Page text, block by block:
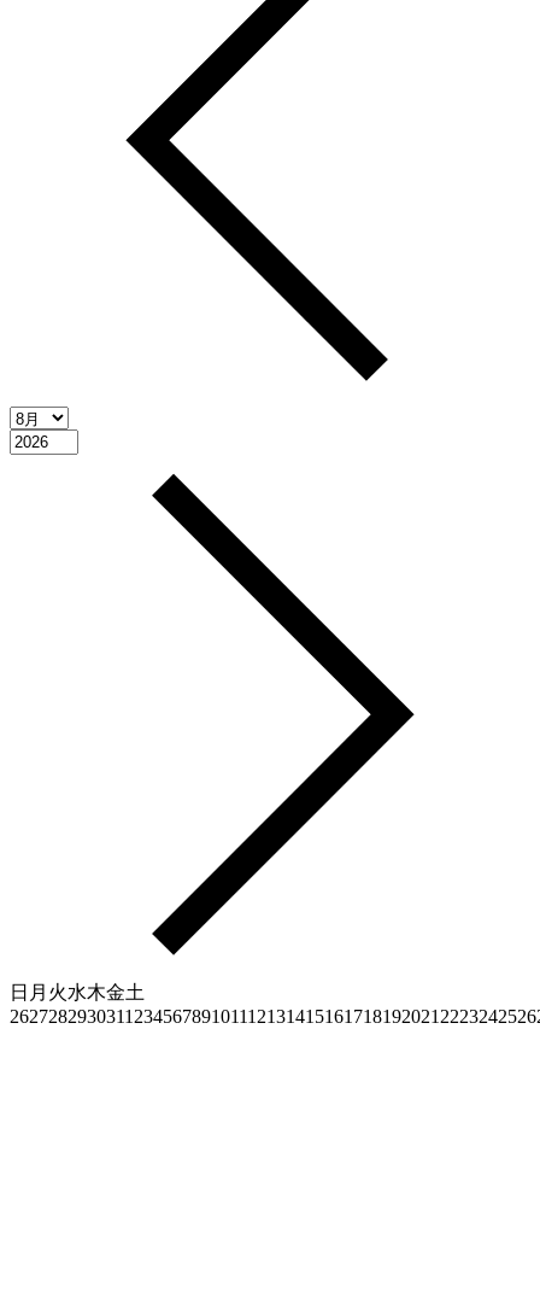
日 月 火水木金土
2627282930311 23456789101112131415161718192021 2223242526